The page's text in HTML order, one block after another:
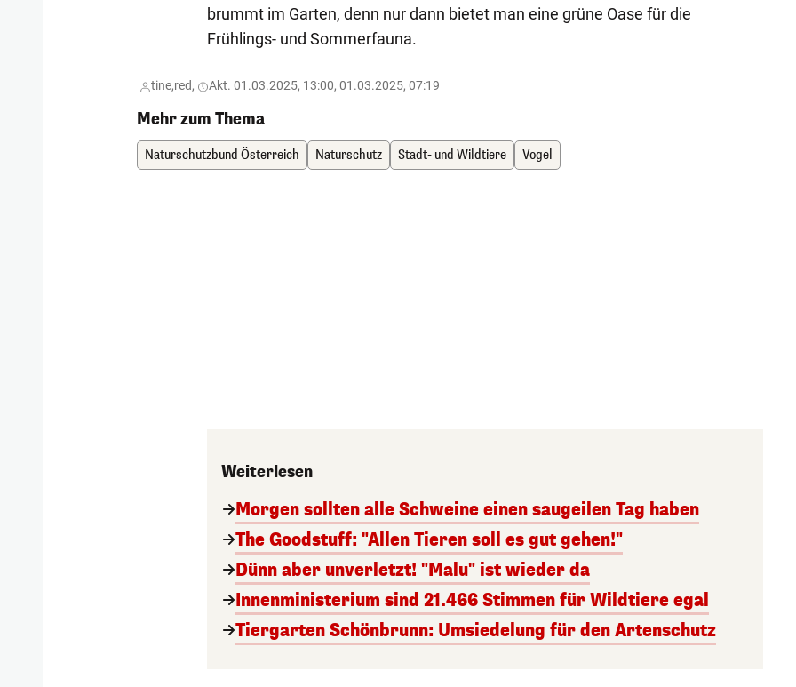
brummt im Garten, denn nur dann bietet man eine grüne Oase für die
Frühlings- und Sommerfauna.
tine,red, Akt. 01.03.2025, 13:00, 01.03.2025, 07:19
Mehr zum Thema
Naturschutzbund Österreich Naturschutz Stadt- und Wildtiere Vogel
Weiterlesen
Morgen sollten alle Schweine einen saugeilen Tag haben
The Goodstuff: "Allen Tieren soll es gut gehen!"
Dünn aber unverletzt! "Malu" ist wieder da
Innenministerium sind 21.466 Stimmen für Wildtiere egal
Tiergarten Schönbrunn: Umsiedelung für den Artenschutz